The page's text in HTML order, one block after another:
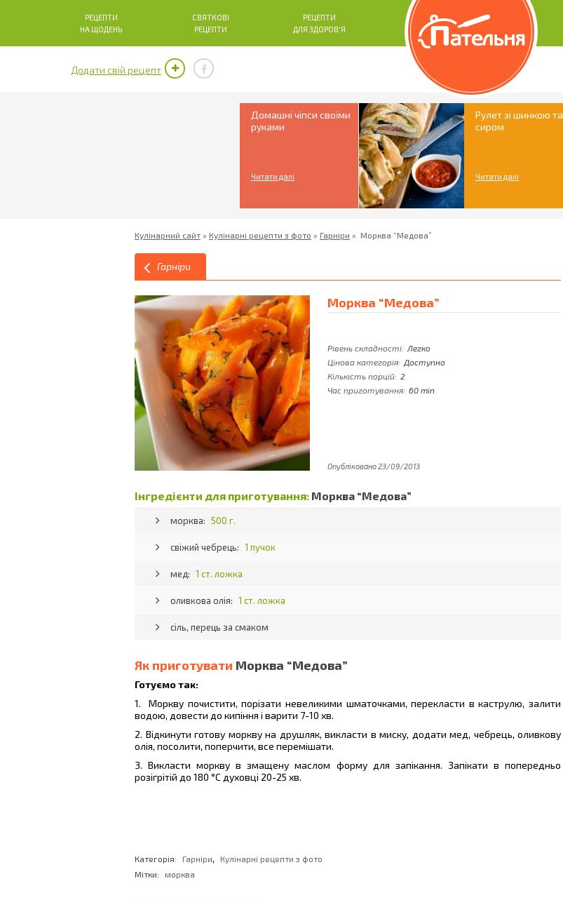
РЕЦЕПТИ
НА ЩОДЕНЬ
СВЯТКОВІ
РЕЦЕПТИ
РЕЦЕПТИ
ДЛЯ ЗДОРОВ'Я
Додати свій рецепт
Домашні чіпси своїми
руками
Читати далі
Рулет зі шинкою та
сиром
Читати далі
Кулінарний сайт » Кулінарні рецепти з фото » Гарніри » Морква “Медова”
Гарніри
Морква “Медова”
Рівень складності: Легко
Цінова категорія: Доступно
Кількість порцій: 2
Час приготування: 60 min
Опубліковано 23/09/2013
Інгредієнти для приготування: Морква “Медова”
морква: 500 г.
свіжий чебрець: 1 пучок
мед: 1 ст. ложка
оливкова олія: 1 ст. ложка
сіль, перець за смаком
Як приготувати Морква “Медова”
Готуємо так:
1. Моркву почистити, порізати невеликими шматочками, перекласти в каструлю, залити
водою, довести до кипіння і варити 7-10 хв.
2. Відкинути готову моркву на друшляк, викласти в миску, додати мед, чебрець, оливкову
олія, посолити, поперчити, все перемішати.
3. Викласти моркву в змащену маслом форму для запікання. Запікати в попередньо
розігрітій до 180 °С духовці 20-25 хв.
Категорія: Гарніри,
Кулінарні рецепти з фото
Мітки:
морква